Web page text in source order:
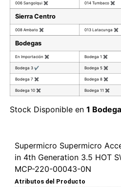
006 Sangolqui ✖ 014 Tumbaco ✖
Sierra Centro
008 Ambato ✖ 013 Latacunga ✖
Bodegas
En Importación ✖ Bodega 1 ✖
Bodega 3 ✔ Bodega 5 ✖
Bodega 7 ✖ Bodega 8 ✖
Bodega 10 ✖ Bodega 11 ✖
Stock Disponible en 1
Supermicro Supermicro
in 4th Generation 3.5 HOT
MCP-220-00043-0N
Atributos del Producto